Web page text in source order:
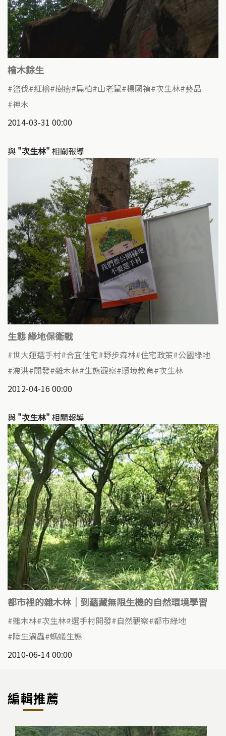
檜木餘生
盜伐 紅檜 樹瘤 扁柏 山老鼠 楊國禎 次生林 藝品
神木
2014-03-31 00:00
與 "次生林" 相關報導
生態 綠地保衛戰
世大運選手村 合宜住宅 野步森林 住宅政策 公園綠地
滯洪 開發 雜木林 生態觀察 環境教育 次生林
2012-04-16 00:00
與 "次生林" 相關報導
都市裡的雜木林｜到蘊藏無限生機的自然環境學習
雜木林 次生林 選手村開發 自然觀察 都市綠地
陸生渦蟲 螞蟻生態
2010-06-14 00:00
編輯推薦